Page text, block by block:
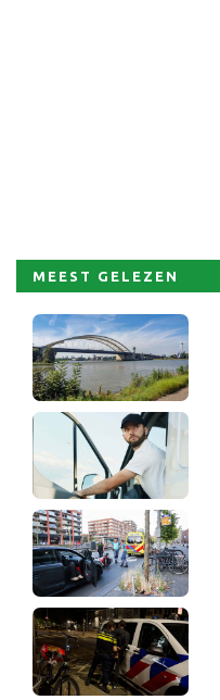
MEEST GELEZEN